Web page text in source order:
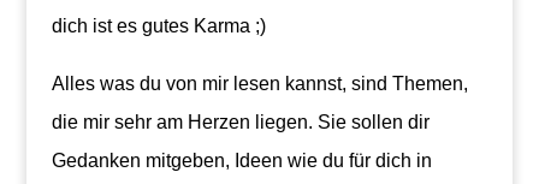
dich ist es gutes Karma ;)
Alles was du von mir lesen kannst, sind Themen,
die mir sehr am Herzen liegen. Sie sollen dir
Gedanken mitgeben, Ideen wie du für dich in